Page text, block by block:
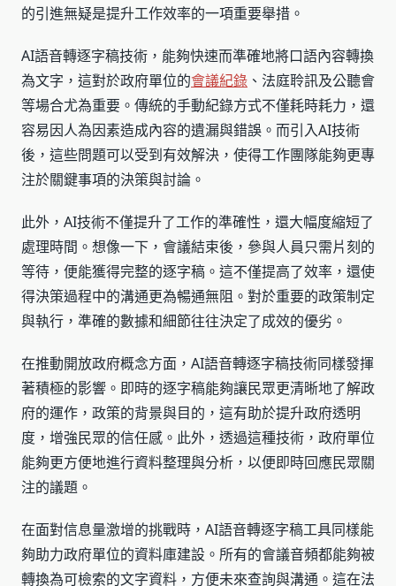
的引進無疑是提升工作效率的一項重要舉措。
AI語音轉逐字稿技術，能夠快速而準確地將口語內容轉換
為文字，這對於政府單位的會議紀錄 、法庭聆訊及公聽會
等場合尤為重要。傳統的手動紀錄方式不僅耗時耗力，還
容易因人為因素造成內容的遺漏與錯誤。而引入AI技術
後，這些問題可以受到有效解決，使得工作團隊能夠更專
注於關鍵事項的決策與討論。
此外，AI技術不僅提升了工作的準確性，還大幅度縮短了
處理時間。想像一下，會議結束後，參與人員只需片刻的
等待，便能獲得完整的逐字稿。這不僅提高了效率，還使
得決策過程中的溝通更為暢通無阻。對於重要的政策制定
與執行，準確的數據和細節往往決定了成效的優劣。
在推動開放政府概念方面，AI語音轉逐字稿技術同樣發揮
著積極的影響。即時的逐字稿能夠讓民眾更清晰地了解政
府的運作，政策的背景與目的，這有助於提升政府透明
度，增強民眾的信任感。此外，透過這種技術，政府單位
能夠更方便地進行資料整理與分析，以便即時回應民眾關
注的議題。
在面對信息量激增的挑戰時，AI語音轉逐字稿工具同樣能
夠助力政府單位的資料庫建設。所有的會議音頻都能夠被
轉換為可檢索的文字資料，方便未來查詢與溝通。這在法